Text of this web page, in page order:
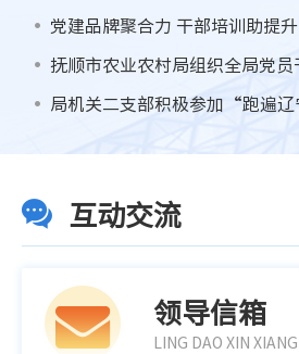
党建品牌聚合力 干部培训助提升
互动交流
领导信箱
LING DAO XIN XIANG